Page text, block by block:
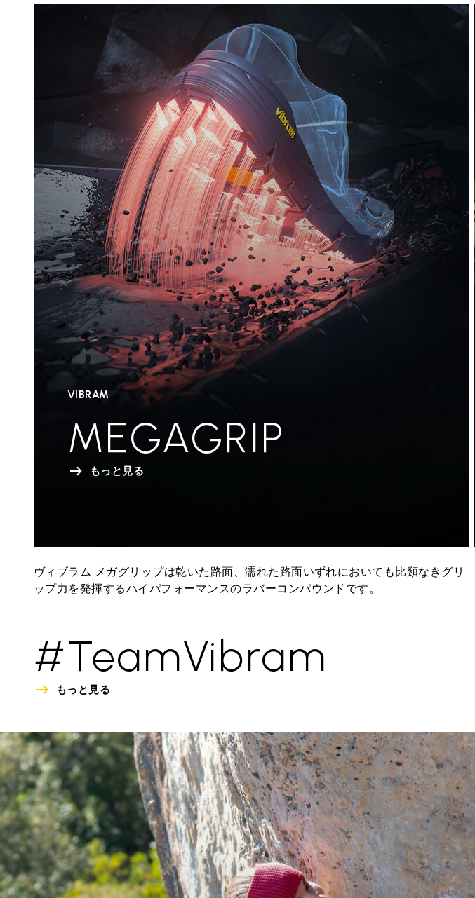
VIBRAM
MEGAGRIP
もっと見る
ヴィブラム メガグリップは乾いた路面、濡れた路面いずれにおいても比類なきグリ
ップ力を発揮するハイパフォーマンスのラバーコンパウンドです。
#TeamVibram
もっと見る